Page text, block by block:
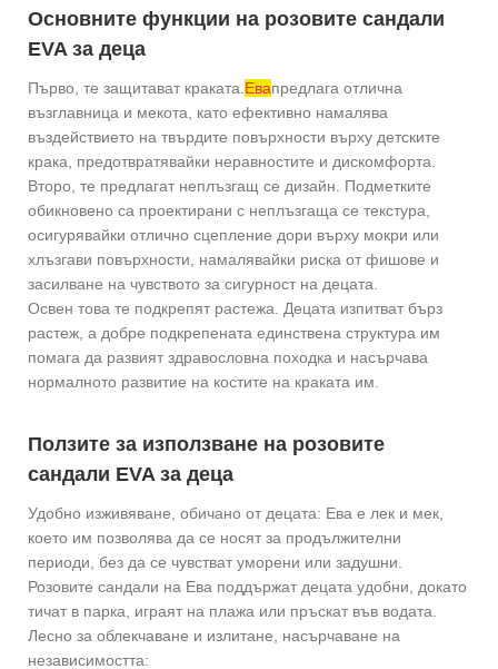
Основните функции на розовите сандали
EVA за деца
Първо, те защитават краката. Евапредлага отлична
възглавница и мекота, като ефективно намалява
въздействието на твърдите повърхности върху детските
крака, предотвратявайки неравностите и дискомфорта.
Второ, те предлагат неплъзгащ се дизайн. Подметките
обикновено са проектирани с неплъзгаща се текстура,
осигурявайки отлично сцепление дори върху мокри или
хлъзгави повърхности, намалявайки риска от фишове и
засилване на чувството за сигурност на децата.
Освен това те подкрепят растежа. Децата изпитват бърз
растеж, а добре подкрепената единствена структура им
помага да развият здравословна походка и насърчава
нормалното развитие на костите на краката им.
Ползите за използване на розовите
сандали EVA за деца
Удобно изживяване, обичано от децата: Ева е лек и мек,
което им позволява да се носят за продължителни
периоди, без да се чувстват уморени или задушни.
Розовите сандали на Ева поддържат децата удобни, докато
тичат в парка, играят на плажа или пръскат във водата.
Лесно за облекчаване и излитане, насърчаване на
независимостта: